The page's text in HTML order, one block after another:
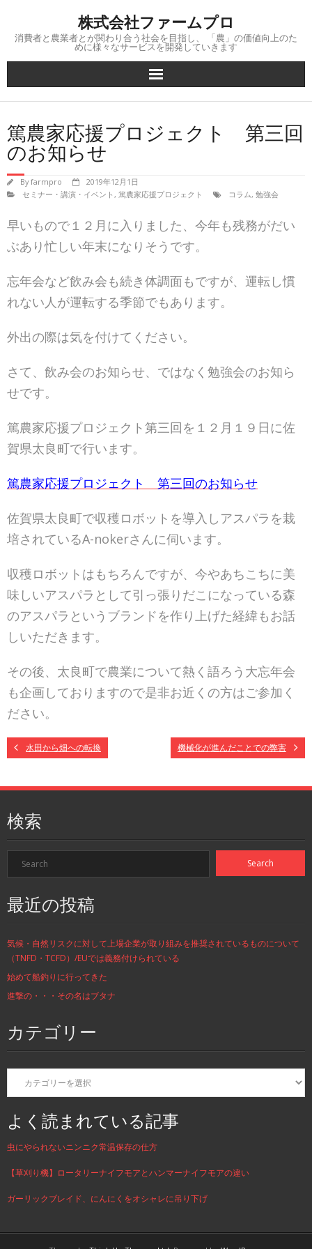
content
株式会社ファームプロ
消費者と農業者とが関わり合う社会を目指し、 「農」の価値向上のた
めに様々なサービスを開発していきます
篤農家応援プロジェクト 第三回
のお知らせ
Byfarmpro
2019年12月1日
セミナー・講演・イベント , 篤農家応援プロジェクト コラム, 勉強会
早いもので１２月に入りました、今年も残務がだい
ぶあり忙しい年末になりそうです。
忘年会など飲み会も続き体調面もですが、運転し慣
れない人が運転する季節でもあります。
外出の際は気を付けてください。
さて、飲み会のお知らせ、ではなく勉強会のお知ら
せです。
篤農家応援プロジェクト第三回を１２月１９日に佐
賀県太良町で行います。
篤農家応援プロジェクト 第三回のお知らせ
佐賀県太良町で収穫ロボットを導入しアスパラを栽
培されているA-nokerさんに伺います。
収穫ロボットはもちろんですが、今やあちこちに美
味しいアスパラとして引っ張りだこになっている森
のアスパラというブランドを作り上げた経緯もお話
しいただきます。
その後、太良町で農業について熱く語ろう大忘年会
も企画しておりますので是非お近くの方はご参加く
ださい。
水田から畑への転換 機械化が進んだことでの弊害
検索
最近の投稿
気候・自然リスクに対して上場企業が取り組みを推奨されているものについて
（TNFD・TCFD）/EUでは義務付けられている
始めて船釣りに行ってきた
進撃の・・・その名はブタナ
カテゴリー
カ
ゴ
リ
ー
よく読まれている記事
虫にやられないニンニク常温保存の仕方
【草刈り機】ロータリーナイフモアとハンマーナイフモアの違い
ガーリックブレイド、にんにくをオシャレに吊り下げ